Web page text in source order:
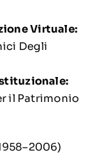
Virtuale:
Degli
il Patrimonio